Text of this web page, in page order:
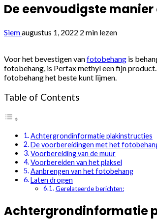
De eenvoudigste
Siemaugustus 1, 2022 2 min lezen
Voor het bevestigen vanfotobehang is
fotobehang, is Perfax methyl een fijn
fotobehang het beste kunt lijmen.
Table of Contents
Achtergrondinformatie plakinstructies
De voorbereidingen met het
Voorbereiding van de muur
Voorbereiden van het plaksel
Aanbrengen van het fotobehang
Laten drogen
Gerelateerde berichten:
Achtergrondinformatie